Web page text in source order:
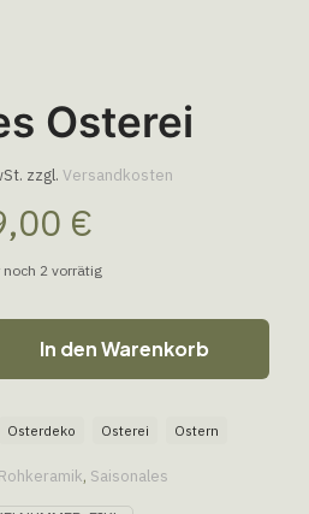
Osterei
zzgl. Versandkosten
€
noch 2 vorrätig
In den Warenkorb
Rohkeramik, Saisonales
Osterdeko Osterei Ostern